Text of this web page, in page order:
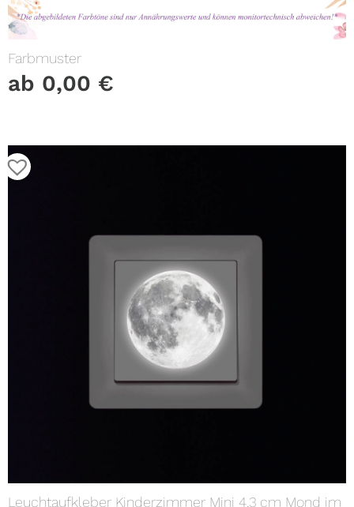
Farbmuster
ab 0,00 €
Leuchtaufkleber Kinderzimmer Mini 4,3 cm Mond im